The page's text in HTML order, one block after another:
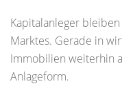
Kapitalanleger
Marktes. Gerade in
Immobilien weiterhin
Anlageform.